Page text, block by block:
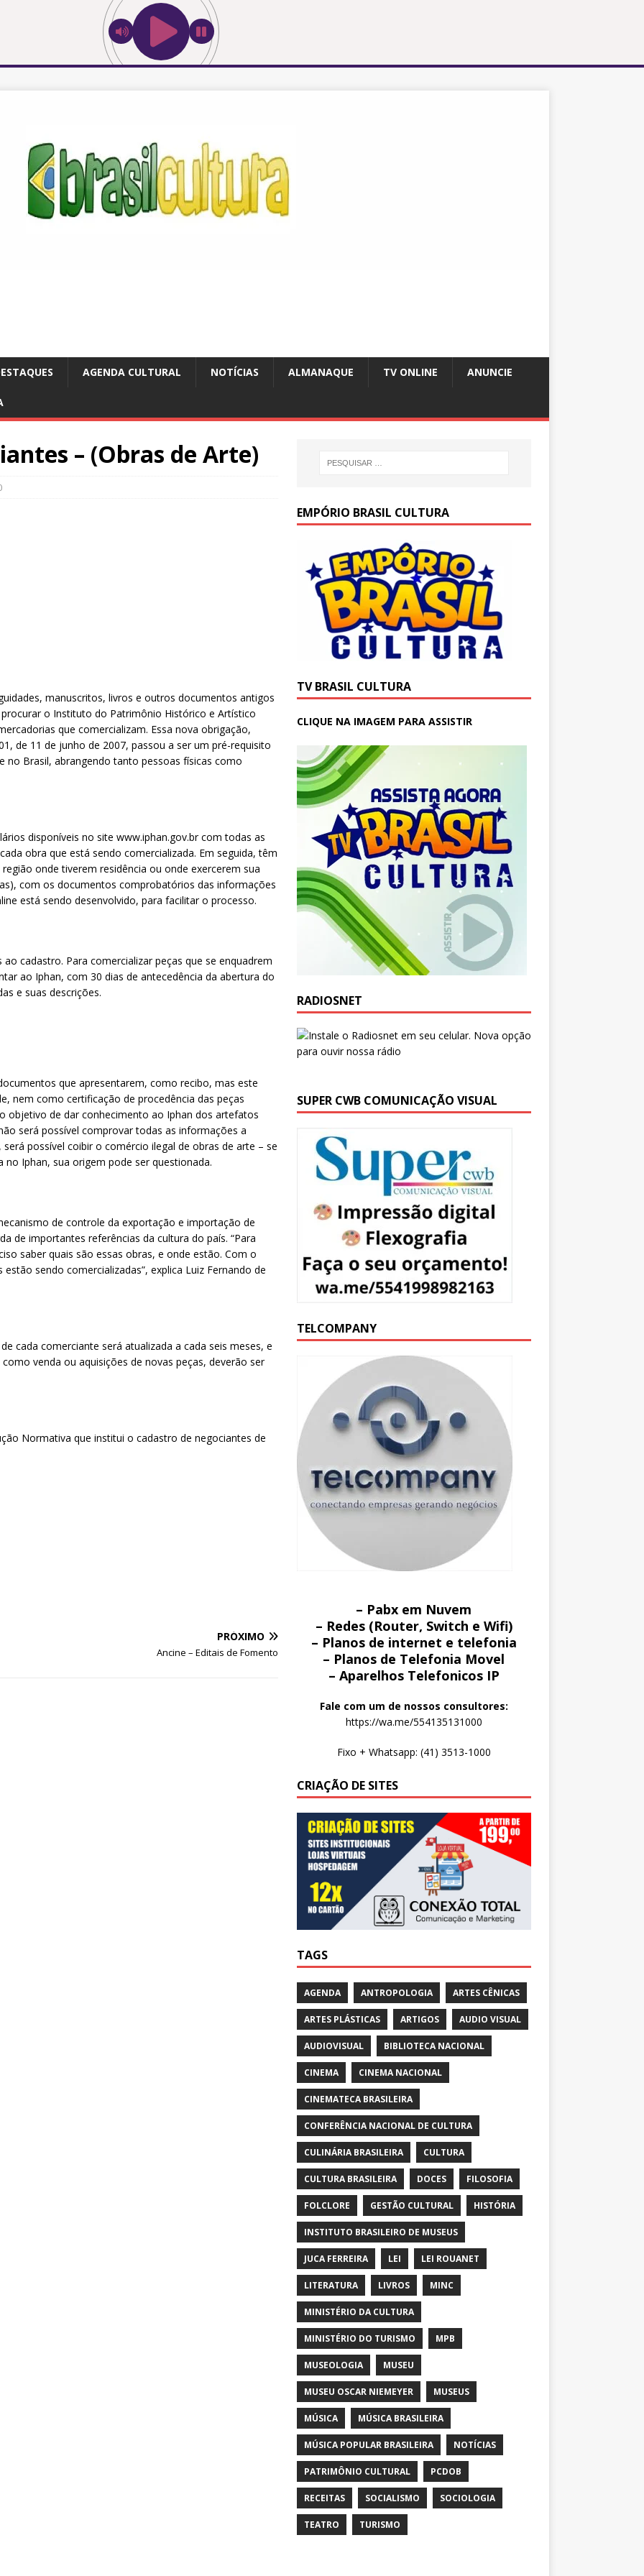
AGENDA CULTURAL NOTÍCIAS ALMANAQUE TV ONLINE ANUNCIE
– (Obras de Arte)
manuscritos, livros e outros documentos antigos
o Instituto do Patrimônio Histórico e Artístico
que comercializam. Essa nova obrigação,
de 11 de junho de 2007, passou a ser um pré-requisito
no Brasil, abrangendo tanto pessoas físicas como
disponíveis no site www.iphan.gov.br com todas as
obra que está sendo comercializada. Em seguida, têm
onde tiverem residência ou onde exercerem sua
com os documentos comprobatórios das informações
está sendo desenvolvido, para facilitar o processo.
cadastro. Para comercializar peças que se enquadrem
ao Iphan, com 30 dias de antecedência da abertura do
e suas descrições.
que apresentarem, como recibo, mas este
nem como certificação de procedência das peças
objetivo de dar conhecimento ao Iphan dos artefatos
será possível comprovar todas as informações a
possível coibir o comércio ilegal de obras de arte – se
Iphan, sua origem pode ser questionada.
de controle da exportação e importação de
de importantes referências da cultura do país. “Para
saber quais são essas obras, e onde estão. Com o
sendo comercializadas”, explica Luiz Fernando de
cada comerciante será atualizada a cada seis meses, e
venda ou aquisições de novas peças, deverão ser
Normativa que institui o cadastro de negociantes de
PRÓXIMO
Ancine – Editais de Fomento
EMPÓRIO BRASIL CULTURA
TV BRASIL CULTURA
CLIQUE NA IMAGEM PARA ASSISTIR
RADIOSNET
SUPER CWB COMUNICAÇÃO VISUAL
TELCOMPANY
– Pabx em Nuvem
– Redes (Router, Switch e Wifi)
– Planos de internet e telefonia
– Planos de Telefonia Movel
– Aparelhos Telefonicos IP
Fale com um de nossos consultores:
https://wa.me/554135131000
Fixo + Whatsapp: (41) 3513-1000
CRIAÇÃO DE SITES
TAGS
AGENDA ANTROPOLOGIA ARTES CÊNICAS
ARTES PLÁSTICAS ARTIGOS AUDIO VISUAL
AUDIOVISUAL BIBLIOTECA NACIONAL
CINEMA CINEMA NACIONAL
CINEMATECA BRASILEIRA
CONFERÊNCIA NACIONAL DE CULTURA
CULINÁRIA BRASILEIRA CULTURA
CULTURA BRASILEIRA DOCES FILOSOFIA
FOLCLORE GESTÃO CULTURAL HISTÓRIA
INSTITUTO BRASILEIRO DE MUSEUS
JUCA FERREIRA LEI LEI ROUANET
LITERATURA LIVROS MINC
MINISTÉRIO DA CULTURA
MINISTÉRIO DO TURISMO MPB
MUSEOLOGIA MUSEU
MUSEU OSCAR NIEMEYER MUSEUS
MÚSICA MÚSICA BRASILEIRA
MÚSICA POPULAR BRASILEIRA NOTÍCIAS
PATRIMÔNIO CULTURAL PCDOB
RECEITAS SOCIALISMO SOCIOLOGIA
TEATRO TURISMO